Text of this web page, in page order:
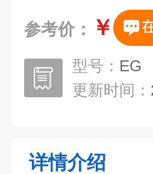
参考价： ￥
型号： EG
更新时间：
详情介绍